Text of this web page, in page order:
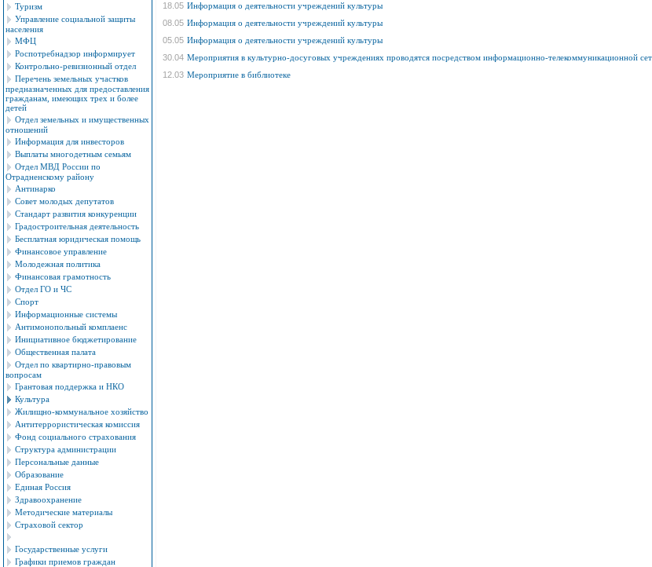
Туризм
Управление социальной защиты
населения
МФЦ
Роспотребнадзор информирует
Контрольно-ревизионный отдел
Перечень земельных участков
предназначенных для предоставления
гражданам, имеющих трех и более
детей
Отдел земельных и имущественных
отношений
Информация для инвесторов
Выплаты многодетным семьям
Отдел МВД России по
Отрадненскому району
Антинарко
Совет молодых депутатов
Стандарт развития конкуренции
Градостроительная деятельность
Бесплатная юридическая помощь
Финансовое управление
Молодежная политика
Финансовая грамотность
Отдел ГО и ЧС
Спорт
Информационные системы
Антимонопольный комплаенс
Инициативное бюджетирование
Общественная палата
Отдел по квартирно-правовым
вопросам
Грантовая поддержка и НКО
Культура
Жилищно-коммунальное хозяйство
Антитеррористическая комиссия
Фонд социального страхования
Структура администрации
Персональные данные
Образование
Единая Россия
Здравоохранение
Методические материалы
Страховой сектор
Государственные услуги
Графики приемов граждан
18.05 Информация о деятельности учреждений культуры
08.05 Информация о деятельности учреждений культуры
05.05 Информация о деятельности учреждений культуры
30.04 Мероприятия в культурно-досуговых учреждениях проводятся посредством информационно-телекоммуникационной
12.03 Мероприятие в библиотеке